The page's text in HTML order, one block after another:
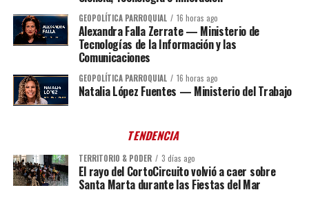
GEOPOLÍTICA PARROQUIAL 16 horas ago
Alexandra Falla Zerrate — Ministerio de
Tecnologías de la Información y las
Comunicaciones
GEOPOLÍTICA PARROQUIAL 16 horas ago
Natalia López Fuentes — Ministerio del Trabajo
TENDENCIA
TERRITORIO & PODER 3 días ago
El rayo del CortoCircuito volvió a caer sobre
Santa Marta durante las Fiestas del Mar